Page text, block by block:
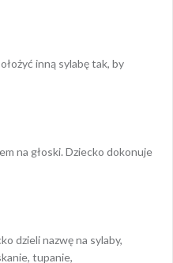
inną sylabę tak, by
na głoski. Dziecko dokonuje
dzieli nazwę na sylaby,
tupanie,